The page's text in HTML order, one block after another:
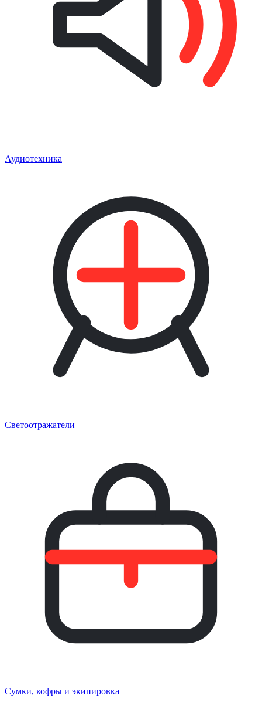
Аудиотехника
Светоотражатели
Сумки, кофры и экипировка